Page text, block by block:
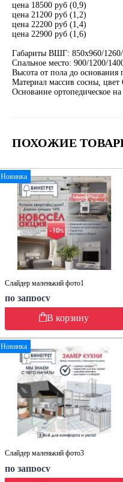
цена 18500 руб (0,9)
цена 21200 руб (1,2)
цена 22200 руб (1,4)
цена 22900 руб (1,6)
Габариты ВШГ: 850х960/
Спальное место: 900/1200/
Высота от пола до основания
Материал массив сосны, цвет
Основание ортопедическое
ПОХОЖИЕ
Новинка
Слайдер маленький фото1
по запросу
В корзину
Новинка
Слайдер маленький фото3
по запросу